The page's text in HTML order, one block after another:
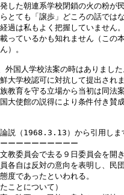
た朝連系学校閉鎖の火の粉が
とても「譲歩」どころの話では
過は私もよく把握していません
ているかも知れません（この
）。
国人学校法案の時はありまし
大学校認可に対抗して提出され
教育を守る立場から当初は同法
大使館の説得により条件付き賛
（1968.3.13）から引用しま
ーーーーーーーー
委員会で去る９日委員会を開
各自は反対の意向を表明し、民
度であったといわれる。
とについて）